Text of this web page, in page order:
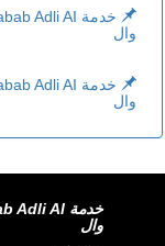
وال
وال
وال